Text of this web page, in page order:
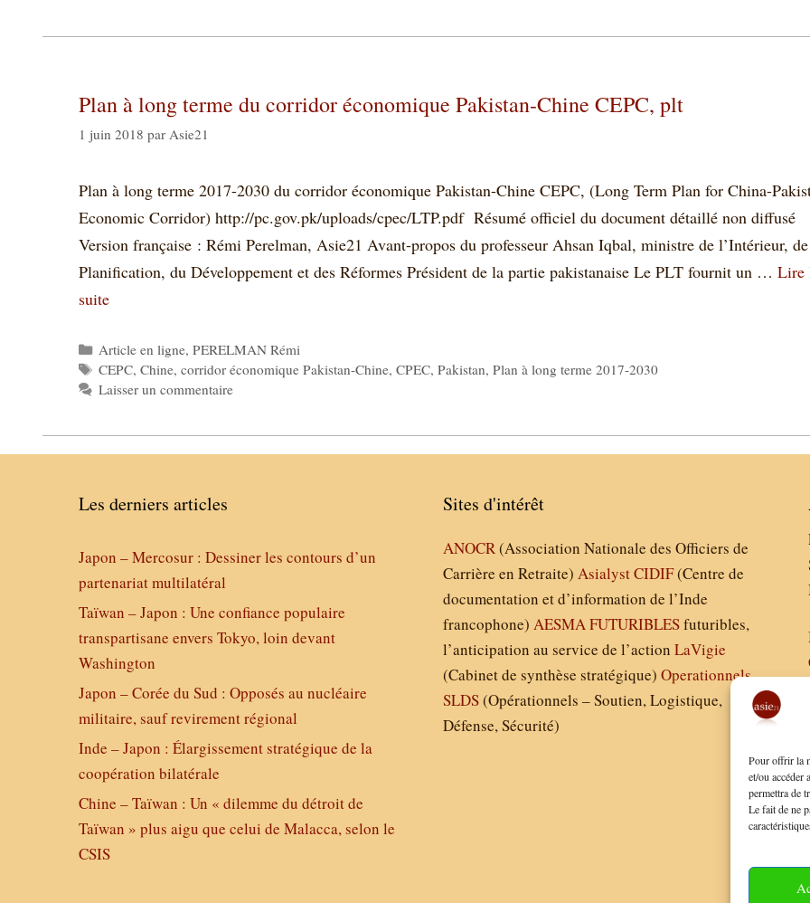
Pour offrir la
et/ou accéder
permettra de
Le fait de ne
Plan à long terme du corridor économique Pakistan-Chine CEPC, plt
1 juin 2018 par Asie21
Plan à long terme 2017-2030 du corridor économique Pakistan-Chine CEPC, (Long Term Plan for China-
Economic Corridor) http://pc.gov.pk/uploads/cpec/LTP.pdf Résumé officiel du document détaillé non diffusé
Version française : Rémi Perelman, Asie21 Avant-propos du professeur Ahsan Iqbal, ministre de l’Intérieur,
Planification, du Développement et des Réformes Président de la partie pakistanaise Le PLT fournit un … Lire
suite
Catégories
Article en ligne,PERELMAN Rémi
Étiquettes
CEPC,Chine,corridor économique Pakistan-Chine,CPEC,Pakistan,Plan à long terme 2017-2030
Laisser un commentaire
Les derniers articles
Japon – Mercosur : Dessiner les contours d’un
partenariat multilatéral
Taïwan – Japon : Une confiance populaire
transpartisane envers Tokyo, loin devant
Washington
Japon – Corée du Sud : Opposés au nucléaire
militaire, sauf revirement régional
Inde – Japon : Élargissement stratégique de la
coopération bilatérale
Chine – Taïwan : Un « dilemme du détroit de
Taïwan » plus aigu que celui de Malacca, selon le
CSIS
Sites d'intérêt
ANOCR(Association Nationale des Officiers de
Carrière en Retraite)AsialystCIDIF(Centre de
documentation et d’information de l’Inde
francophone)AESMAFUTURIBLESfuturibles,
l’anticipation au service de l’actionLaVigie
(Cabinet de synthèse stratégique)Operationnels
SLDS(Opérationnels – Soutien, Logistique,
Défense, Sécurité)